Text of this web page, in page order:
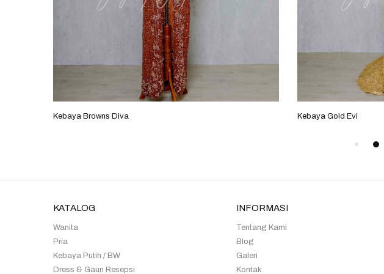
Kebaya Browns Diva Kebaya Gold Evi
KATALOG
Wanita
Pria
Kebaya Putih / BW
Dress & Gaun Resepsi
INFORMASI
Tentang Kami
Blog
Galeri
Kontak